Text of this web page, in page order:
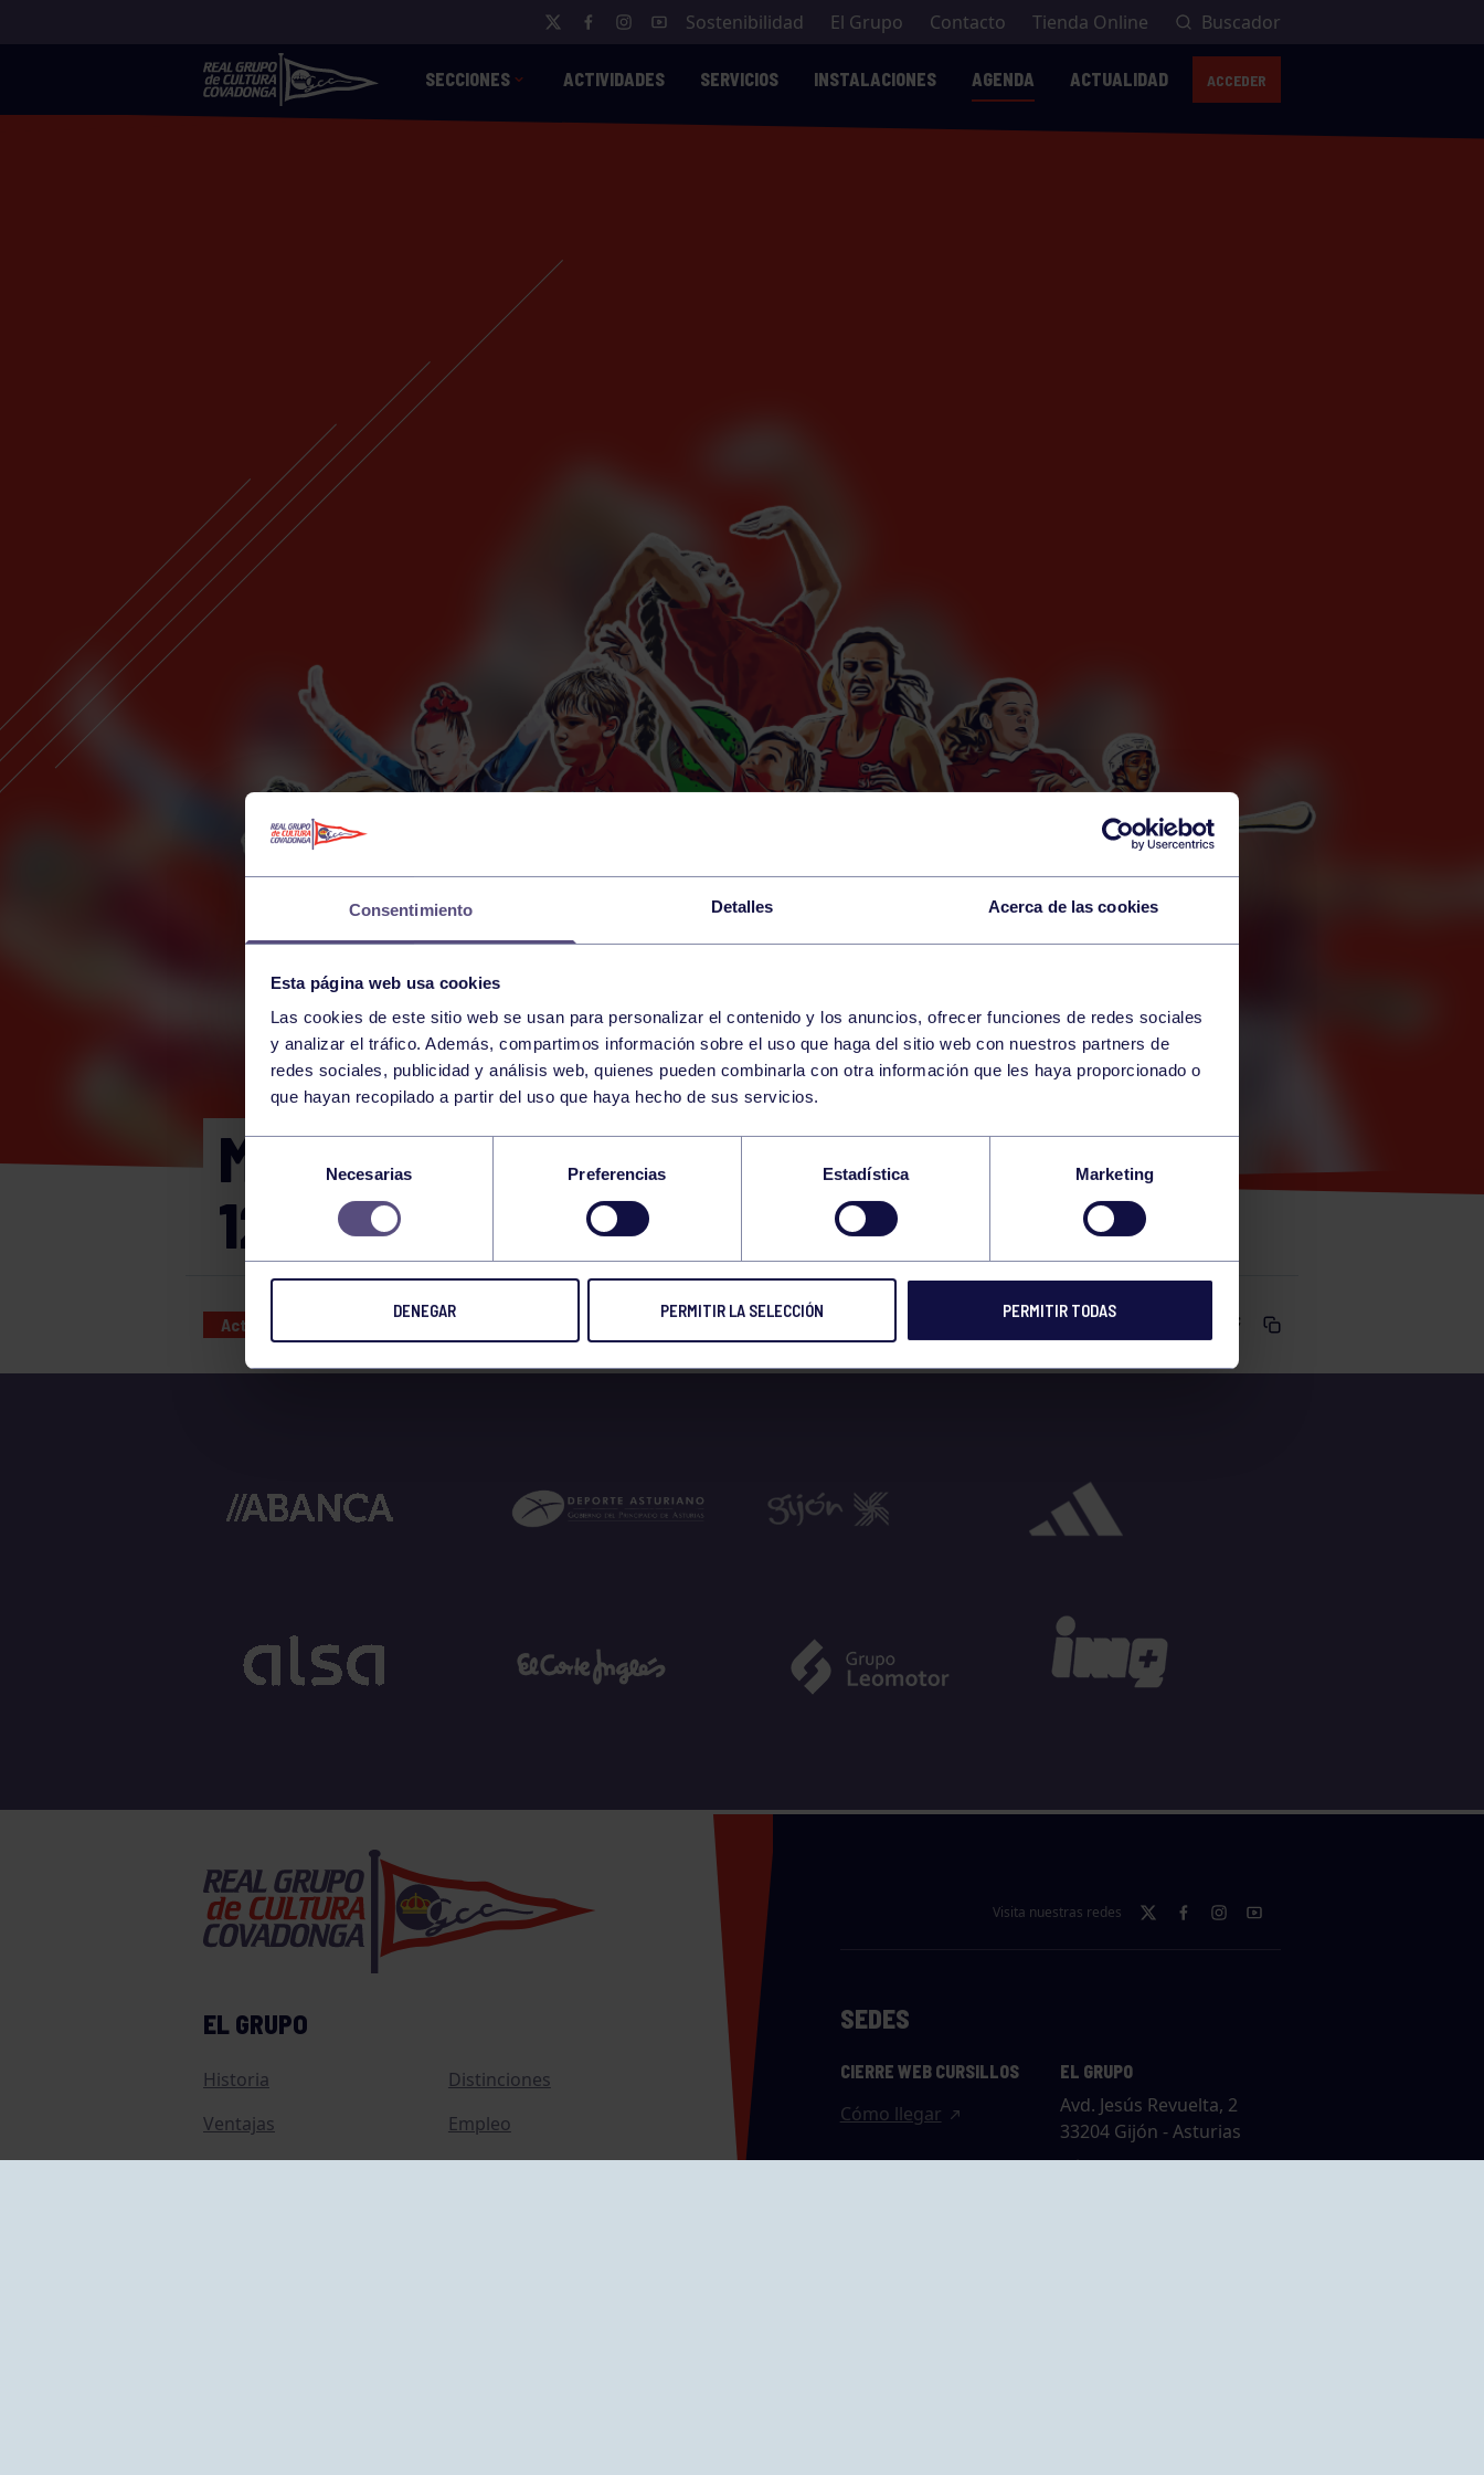
Consentimiento Detalles Acerca de las cookies
Esta página web usa cookies
Las cookies de este sitio web se usan para personalizar el contenido y los anuncios, ofrecer funciones de redes sociales
y analizar el tráfico. Además, compartimos información sobre el uso que haga del sitio web con nuestros partners de
redes sociales, publicidad y análisis web, quienes pueden combinarla con otra información que les haya proporcionado o
que hayan recopilado a partir del uso que haya hecho de sus servicios.
consentimiento
Necesarias Preferencias Estadística Marketing
DENEGAR PERMITIR LA SELECCIÓN PERMITIR TODAS
Sostenibilidad El Grupo Contacto Tienda Online Buscador
SECCIONES ACTIVIDADES SERVICIOS INSTALACIONES AGENDA ACTUALIDAD ACCEDER
14 WEDNESDAY
SEPTEMBER
MIÉRCOLES 14/09/2022 TABATA 11:30-
12:00 GIMNASIO
Actividades deportivas 14 SEP 2022
EL GRUPO
Historia
Distinciones
Ventajas
Empleo
Junta directiva
Publicaciones
Visita nuestras redes
SEDES
CIERRE WEB CURSILLOS
Cómo llegar
EL GRUPO
Avd. Jesús Revuelta, 2
33204 Gijón - Asturias
Cómo llegar